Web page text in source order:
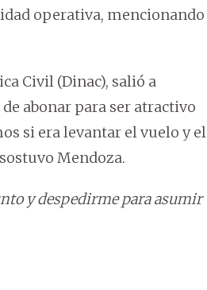
operativa, mencionando
Civil (Dinac), salió a
abonar para ser atractivo
si era levantar el vuelo y el
Mendoza.
y despedirme para asumir